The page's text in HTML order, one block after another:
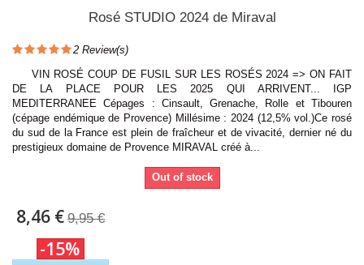
Rosé STUDIO 2024 de Miraval
2 Review(s)
VIN ROSÉ COUP DE FUSIL SUR LES ROSÉS 2024 => ON FAIT
DE LA PLACE POUR LES 2025 QUI ARRIVENT... IGP
MEDITERRANEE Cépages : Cinsault, Grenache, Rolle et Tibouren
(cépage endémique de Provence) Millésime : 2024 (12,5% vol.)Ce rosé
du sud de la France est plein de fraîcheur et de vivacité, dernier né du
prestigieux domaine de Provence MIRAVAL créé à...
Out of stock
8,46 € 9,95 €
-15%